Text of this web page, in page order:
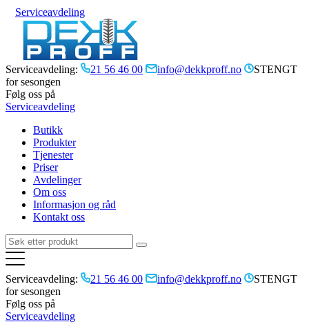
Serviceavdeling
Serviceavdeling: 21 56 46 00 info@dekkproff.no
STENGT
for sesongen
Følg oss på
Serviceavdeling
Butikk
Produkter
Tjenester
Priser
Avdelinger
Om oss
Informasjon og råd
Kontakt oss
Serviceavdeling: 21 56 46 00 info@dekkproff.no
STENGT
for sesongen
Følg oss på
Serviceavdeling